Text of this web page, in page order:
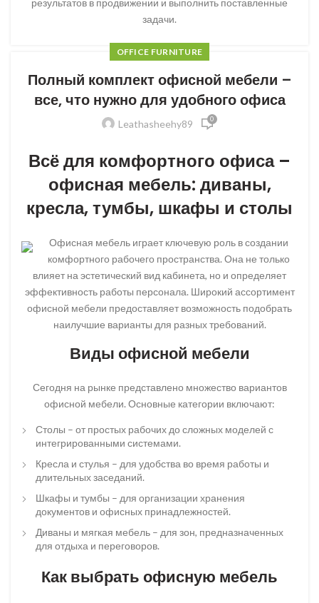
задачи.
OFFICE FURNITURE
Полный комплект офисной мебели –
все, что нужно для удобного офиса
Leathasheehy89 0
Всё для комфортного офиса –
офисная мебель: диваны,
кресла, тумбы, шкафы и столы
Офисная мебель играет ключевую роль в создании
комфортного рабочего пространства. Она не только
влияет на эстетический вид кабинета, но и определяет
эффективность работы персонала. Широкий ассортимент
офисной мебели предоставляет возможность подобрать
наилучшие варианты для разных требований.
Виды офисной мебели
Сегодня на рынке представлено множество вариантов
офисной мебели. Основные категории включают:
Столы – от простых рабочих до сложных моделей с
интегрированными системами.
Кресла и стулья – для удобства во время работы и
длительных заседаний.
Шкафы и тумбы – для организации хранения
документов и офисных принадлежностей.
Диваны и мягкая мебель – для зон, предназначенных
для отдыха и переговоров.
Как выбрать офисную мебель